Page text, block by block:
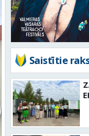
Saistītie